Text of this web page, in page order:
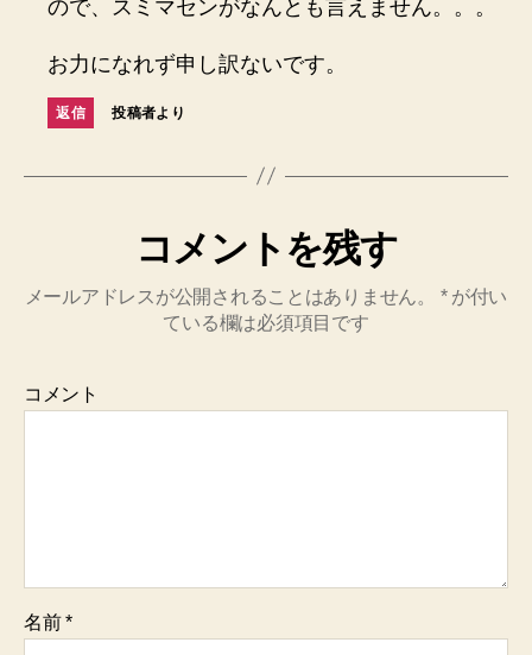
ので、スミマセンがなんとも言えません。。。
お力になれず申し訳ないです。
返信 投稿者より
コメントを残す
メールアドレスが公開されることはありません。 *が付い
ている欄は必須項目です
コメント
名前*